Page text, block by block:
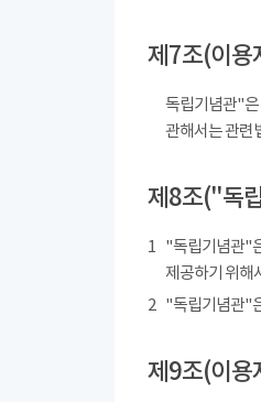
제7조(이용
독립기념관"은
관해서는 관련
제8조("독
1 "독립기념관"
제공하기 위해
2 "독립기념관"
제9조(이용